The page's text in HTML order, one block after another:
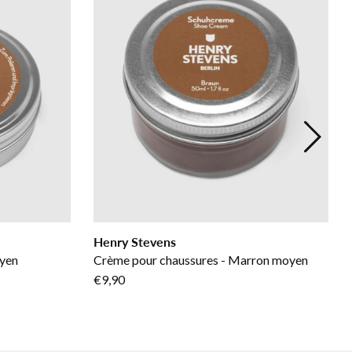
Henry Stevens
Crème pour chaussures - Marron moyen
€9,90